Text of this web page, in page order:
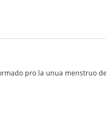
pro la unua menstruo